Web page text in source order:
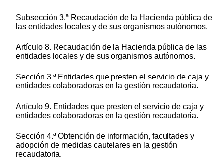
Subsección 3.ª Recaudación de la Hacienda pública de
las entidades locales y de sus organismos autónomos.
Artículo 8. Recaudación de la Hacienda pública de las
entidades locales y de sus organismos autónomos.
Sección 3.ª Entidades que presten el servicio de caja y
entidades colaboradoras en la gestión recaudatoria.
Artículo 9. Entidades que presten el servicio de caja y
entidades colaboradoras en la gestión recaudatoria.
Sección 4.ª Obtención de información, facultades y
adopción de medidas cautelares en la gestión
recaudatoria.